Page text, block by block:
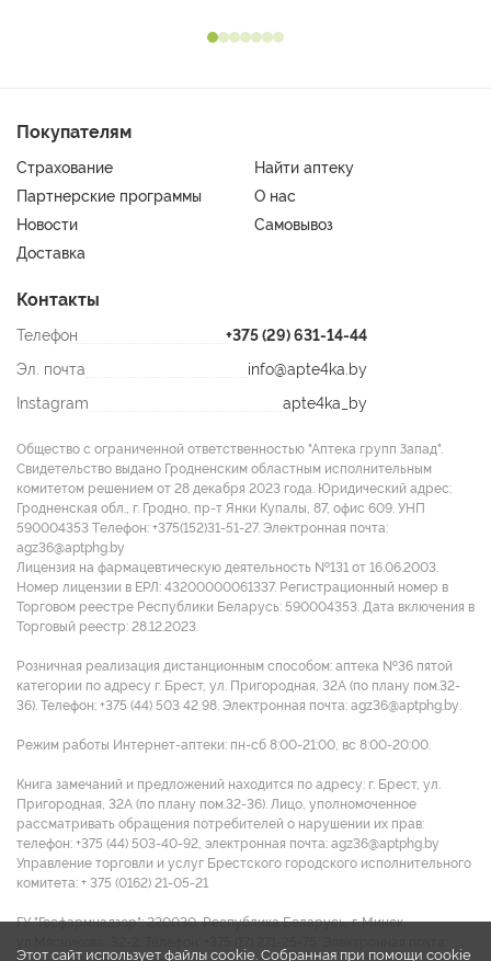
Покупателям
Страхование
Найти аптеку
Партнерские программы
О нас
Новости
Самовывоз
Доставка
Контакты
Телефон
+375 (29) 631-14-44
Эл. почта
info@apte4ka.by
Instagram
apte4ka_by
Общество с ограниченной ответственностью "Аптека групп Запад".
Свидетельство выдано Гродненским областным исполнительным
комитетом решением от 28 декабря 2023 года. Юридический адрес:
Гродненская обл., г. Гродно, пр-т Янки Купалы, 87, офис 609. УНП
590004353 Tелефон: +375(152)31-51-27. Электронная почта:
agz36@aptphg.by
Лицензия на фармацевтическую деятельность №131 от 16.06.2003.
Номер лицензии в ЕРЛ: 43200000061337. Регистрационный номер в
Торговом реестре Республики Беларусь: 590004353. Дата включения в
Торговый реестр: 28.12.2023.
Розничная реализация дистанционным способом: аптека №36 пятой
категории по адресу г. Брест, ул. Пригородная, 32А (по плану пом.32-
36). Телефон: +375 (44) 503 42 98. Электронная почта: agz36@aptphg.by.
Режим работы Интернет-аптеки: пн-сб 8:00-21:00, вс 8:00-20:00.
Книга замечаний и предложений находится по адресу: г. Брест, ул.
Пригородная, 32А (по плану пом.32-36). Лицо, уполномоченное
рассматривать обращения потребителей о нарушении их прав:
телефон: +375 (44) 503-40-92, электронная почта: agz36@aptphg.by
Управление торговли и услуг Брестского городского исполнительного
комитета: + 375 (0162) 21-05-21
ГУ "Госфармнадзор": 220030, Республика Беларусь, г. Минск,
Этот сайт использует файлы cookie. Собранная при помощи cookie